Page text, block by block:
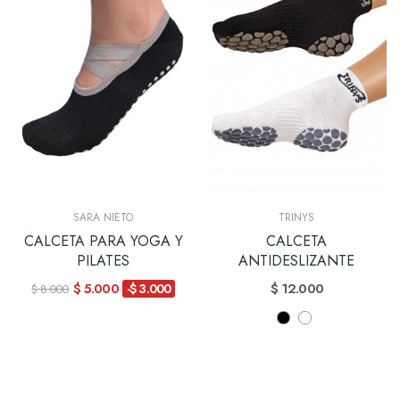
SARA NIETO
CALCETA PARA YOGA Y
PILATES
$ 8.000 $ 5.000 -$ 3.000
TRINYS
CALCETA
ANTIDESLIZANTE
$ 12.000